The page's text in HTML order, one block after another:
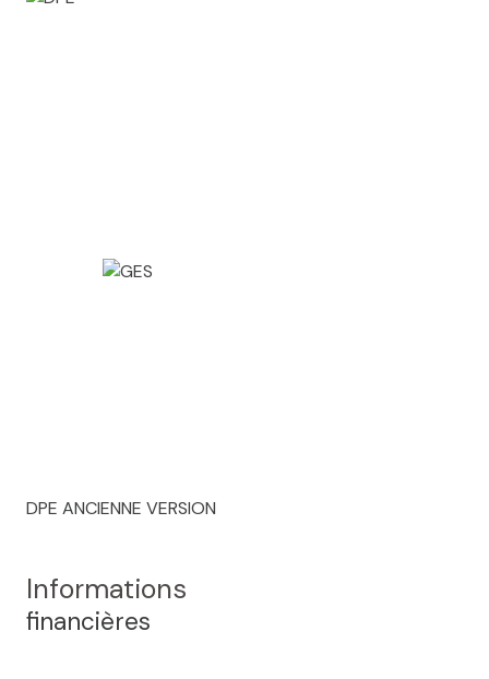
DPE ANCIENNE VERSION
Informations
financières